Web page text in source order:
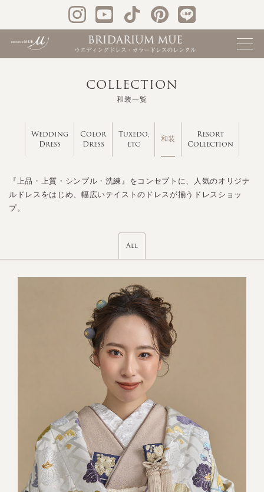
COLLECTION
和装一覧
Wedding
Dress
Color
Dress
Tuxedo,
etc
和装
Resort
Collection
『上品・上質・シンプル・洗練』をコンセプトに、人気のオリジナ
ルドレスをはじめ、幅広いテイストのドレスが揃うドレスショッ
プ。
All